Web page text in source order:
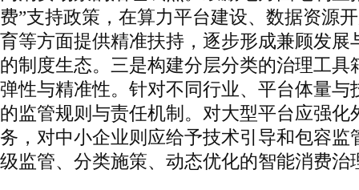
费”支持政策，在算力平台建设、数据资源
育等方面提供精准扶持，逐步形成兼顾发展
的制度生态。三是构建分层分类的治理工具
弹性与精准性。针对不同行业、平台体量与
的监管规则与责任机制。对大型平台应强化
务，对中小企业则应给予技术引导和包容监
级监管、分类施策、动态优化的智能消费治